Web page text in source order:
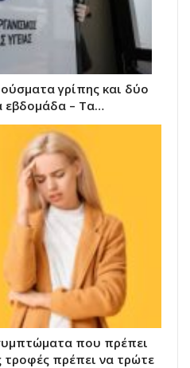
γρίπης και δύο
εβδομάδα – Τα…
που πρέπει
τροφές πρέπει να τρώτε